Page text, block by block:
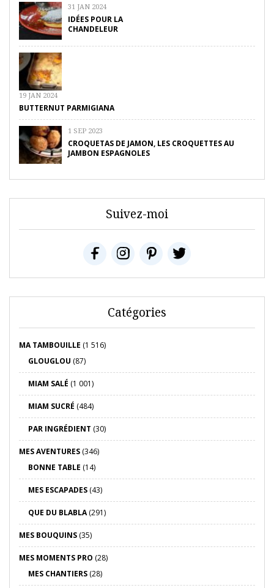
31 JAN 2024
IDÉES POUR LA
CHANDELEUR
19 JAN 2024
BUTTERNUT PARMIGIANA
1 SEP 2023
CROQUETAS DE JAMON, LES CROQUETTES AU
JAMBON ESPAGNOLES
Suivez-moi
Catégories
MA TAMBOUILLE (1 516)
GLOUGLOU (87)
MIAM SALÉ (1 001)
MIAM SUCRÉ (484)
PAR INGRÉDIENT (30)
MES AVENTURES (346)
BONNE TABLE (14)
MES ESCAPADES (43)
QUE DU BLABLA(291)
MES BOUQUINS (35)
MES MOMENTS PRO (28)
MES CHANTIERS (28)